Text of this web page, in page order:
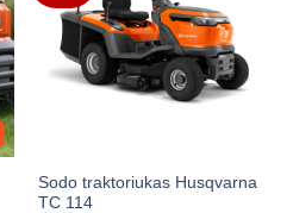
Sodo traktoriukas Husqvarna
TC 114